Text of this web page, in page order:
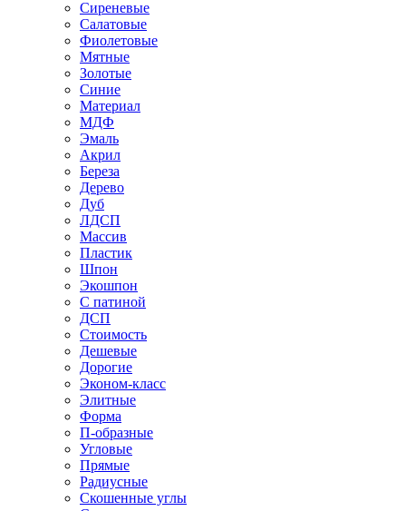
Сиреневые
Салатовые
Фиолетовые
Мятные
Золотые
Синие
Материал
МДФ
Эмаль
Акрил
Береза
Дерево
Дуб
ЛДСП
Массив
Пластик
Шпон
Экошпон
С патиной
ДСП
Стоимость
Дешевые
Дорогие
Эконом-класс
Элитные
Форма
П-образные
Угловые
Прямые
Радиусные
Скошенные углы